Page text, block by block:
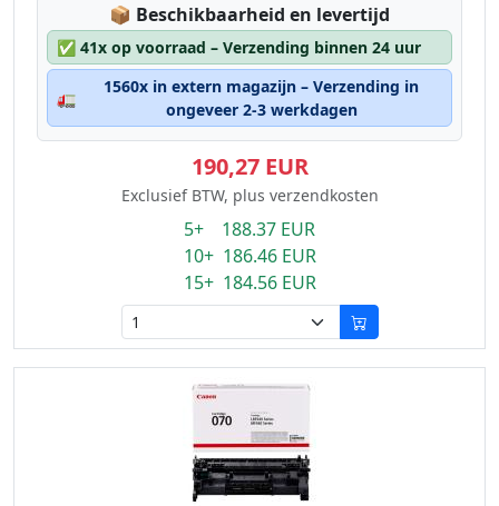
📦 Lagerstatus:
Beschikbaarheid en levertijd
✅ 41x op voorraad – Verzending binnen 24 uur
🚛
1560x in extern magazijn – Verzending in
ongeveer 2-3 werkdagen
190,27 EUR
Exclusief BTW, plus verzendkosten
5+ 188.37 EUR
10+ 186.46 EUR
15+ 184.56 EUR